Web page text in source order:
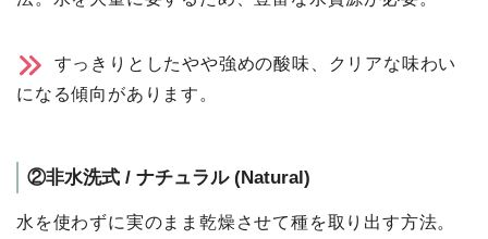
すっきりとしたやや強めの酸味、クリアな味わい
になる傾向があります。
②⾮⽔洗式 / ナチュラル (Natural)
⽔を使わずに実のまま乾燥させて種を取り出す⽅法。